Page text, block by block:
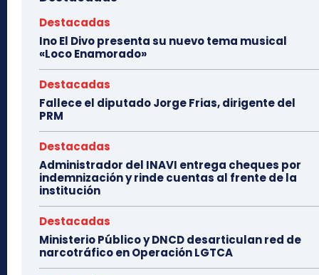
Destacadas
Ino El Divo presenta su nuevo tema musical
«Loco Enamorado»
Destacadas
Fallece el diputado Jorge Frias, dirigente del
PRM
Destacadas
Administrador del INAVI entrega cheques por
indemnización y rinde cuentas al frente de la
institución
Destacadas
Ministerio Público y DNCD desarticulan red de
narcotráfico en Operación LGTCA